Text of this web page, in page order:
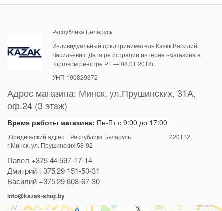
Республика Беларусь
Индивидуальный предприниматель Казак Василий
Васильевич. Дата регистрации интернет-магазина в
Торговом реестре РБ — 08.01.2018г.
УНП 190829372
Адрес магазина: Минск, ул.Прушинских, 31А,
оф.24 (3 этаж)
Время работы магазина: Пн-Пт с 9:00 до 17:00
Юридический адрес: Республика Беларусь 220112,
г.Минск, ул. Прушинских 58-92
Павел +375 44 597-17-14
Дмитрий +375 29 151-50-31
Василий +375 29 608-67-30
info@kazak-shop.by